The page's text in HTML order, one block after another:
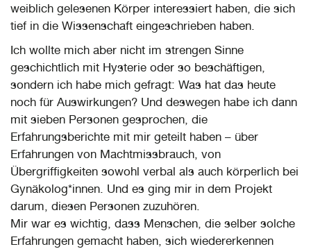
weiblich gelesenen Körper interessiert haben, die sich
tief in die Wissenschaft eingeschrieben haben.
Ich wollte mich aber nicht im strengen Sinne
geschichtlich mit Hysterie oder so beschäftigen,
sondern ich habe mich gefragt: Was hat das heute
noch für Auswirkungen? Und deswegen habe ich dann
mit sieben Personen gesprochen, die
Erfahrungsberichte mit mir geteilt haben – über
Erfahrungen von Machtmissbrauch, von
Übergriffigkeiten sowohl verbal als auch körperlich bei
Gynäkolog*innen. Und es ging mir in dem Projekt
darum, diesen Personen zuzuhören.
Mir war es wichtig, dass Menschen, die selber solche
Erfahrungen gemacht haben, sich wiedererkennen